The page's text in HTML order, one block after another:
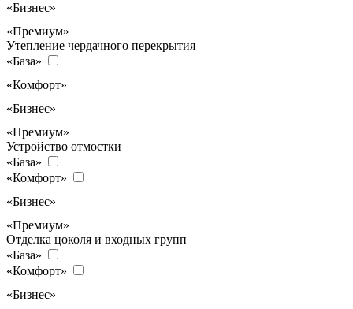
«Бизнес»
«Премиум»
Утепление чердачного перекрытия
«База»
«Комфорт»
«Бизнес»
«Премиум»
Устройство отмостки
«База»
«Комфорт»
«Бизнес»
«Премиум»
Отделка цоколя и входных групп
«База»
«Комфорт»
«Бизнес»